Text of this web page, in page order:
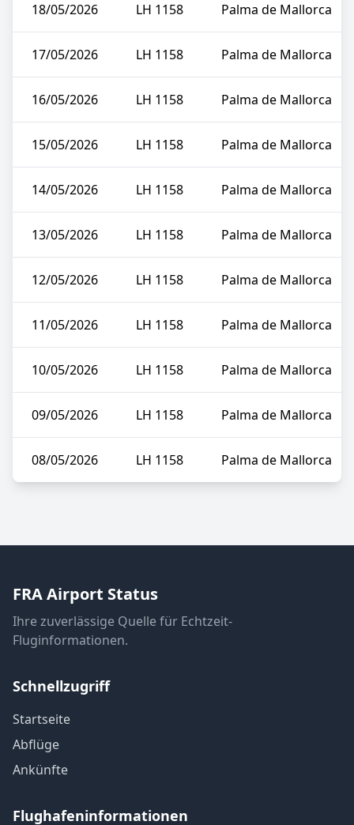
18/05/2026 LH 1158 Palma de Mallorca
17/05/2026 LH 1158 Palma de Mallorca
16/05/2026 LH 1158 Palma de Mallorca
15/05/2026 LH 1158 Palma de Mallorca
14/05/2026 LH 1158 Palma de Mallorca
13/05/2026 LH 1158 Palma de Mallorca
12/05/2026 LH 1158 Palma de Mallorca
11/05/2026 LH 1158 Palma de Mallorca
10/05/2026 LH 1158 Palma de Mallorca
09/05/2026 LH 1158 Palma de Mallorca
08/05/2026 LH 1158 Palma de Mallorca
FRA Airport Status
Ihre zuverlässige Quelle für Echtzeit-
Fluginformationen.
Schnellzugriff
Startseite
Abflüge
Ankünfte
Flughafeninformationen